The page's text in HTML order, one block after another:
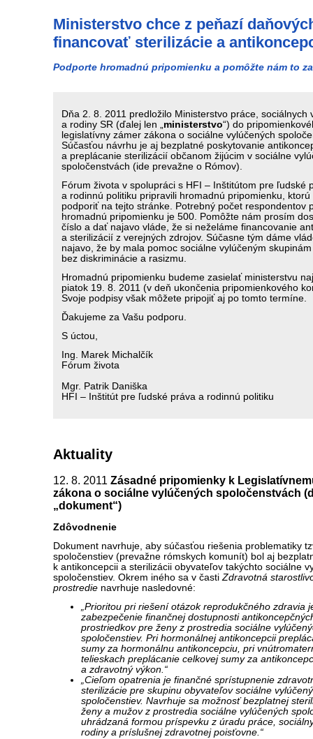
Ministerstvo chce z peňazí
financovať sterilizácie a
Podporte hromadnú pripomienku a pomôžte nám to
Dňa 2. 8. 2011 predložilo Ministerstvo práce, sociálnych
a rodiny SR (ďalej len „ ministerstvo“) do
legislatívny zámer zákona o sociálne vylúčených
Súčasťou návrhu je aj bezplatné poskytovanie
a preplácanie sterilizácií občanom žijúcim v sociálne
spoločenstvách (ide prevažne o Rómov).
Fórum života v spolupráci s HFI – Inštitútom pre ľudské
a rodinnú politiku pripravili hromadnú pripomienku, ktorú
podporiť na tejto stránke. Potrebný počet respondentov
hromadnú pripomienku je 500. Pomôžte nám prosím
číslo a dať najavo vláde, že si neželáme financovanie
a sterilizácií z verejných zdrojov. Súčasne tým dáme
najavo, že by mala pomoc sociálne vylúčeným
bez diskriminácie a rasizmu.
Hromadnú pripomienku budeme zasielať ministerstvu
piatok 19. 8. 2011 (v deň ukončenia pripomienkového
Svoje podpisy však môžete pripojiť aj po tomto termíne.
Ďakujeme za Vašu podporu.
S úctou,
Ing. Marek Michalčík
Fórum života
Mgr. Patrik Daniška
HFI – Inštitút pre ľudské práva a rodinnú politiku
Aktuality
12. 8. 2011 Zásadné pripomienky k
zákona o sociálne vylúčených spoločenstvách
„dokument“)
Zdôvodnenie
Dokument navrhuje, aby súčasťou riešenia problematiky
spoločenstiev (prevažne rómskych komunít) bol aj
k antikoncepcii a sterilizácii obyvateľov takýchto sociálne
spoločenstiev. Okrem iného sa v častiZdravotná
prostredie navrhuje nasledovné:
„Prioritou pri riešení otázok reprodukčného zdravia
zabezpečenie finančnej dostupnosti
prostriedkov pre ženy z prostredia sociálne
spoločenstiev. Pri hormonálnej antikoncepcii
sumy za hormonálnu antikoncepciu, pri
telieskach preplácanie celkovej sumy za
a zdravotný výkon.“
„Cieľom opatrenia je finančné sprístupnenie
sterilizácie pre skupinu obyvateľov sociálne
spoločenstiev. Navrhuje sa možnosť bezplatnej
ženy a mužov z prostredia sociálne vylúčených
uhrádzaná formou príspevku z úradu práce,
rodiny a príslušnej zdravotnej poisťovne.“